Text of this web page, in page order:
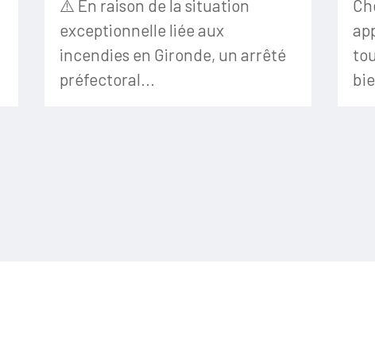
⚠️ En raison de la situation
exceptionnelle liée aux
incendies en Gironde, un arrêté
préfectoral...